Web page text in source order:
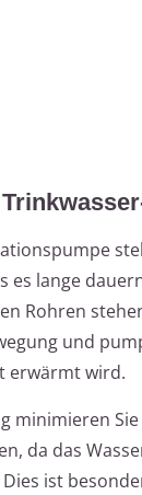
es lange
Rohren
und
erwärmt wird.
minimieren
da das
ist